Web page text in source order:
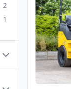
2
1